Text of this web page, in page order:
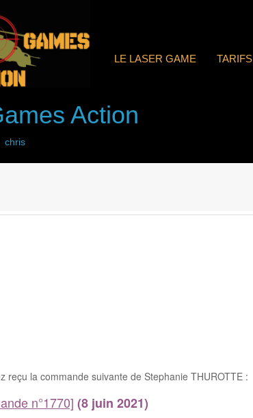
LE LASER GAME TARIFS
Action
chris
reçu la commande suivante de Stephanie THUROTTE :
n°1770] (8 juin 2021)